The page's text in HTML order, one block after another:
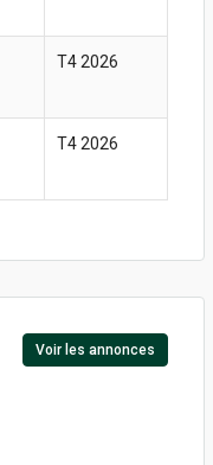
T4 2026
T4 2026
Voir les annonces